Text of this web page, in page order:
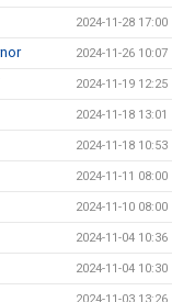
2024-11-28 17:00
2024-11-26 10:07
2024-11-19 12:25
2024-11-18 13:01
2024-11-18 10:53
2024-11-11 08:00
2024-11-10 08:00
2024-11-04 10:36
2024-11-04 10:30